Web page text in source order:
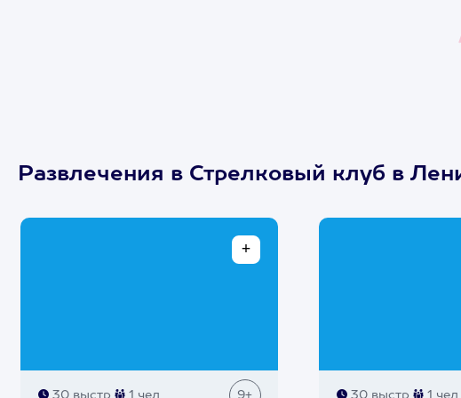
Развлечения в Стрелковый клуб в
30 выстр 1 чел 9+ 30 выстр 1 чел